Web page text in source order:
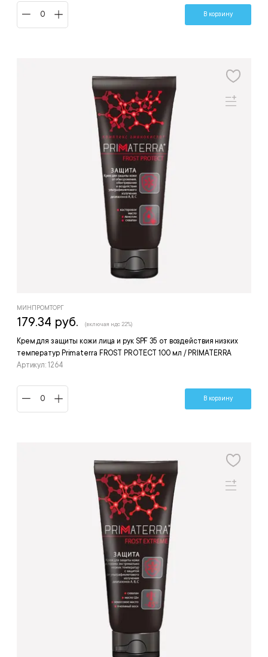
В корзину
Крем для защиты кожи лица и рук SPF 35 от воздействия низких
температур Primaterra FROST PROTECT 100 мл / PRIMATERRA
Артикул: 1264
МИНПРОМТОРГ
179.34 руб. (включая ндс 22%)
В корзину